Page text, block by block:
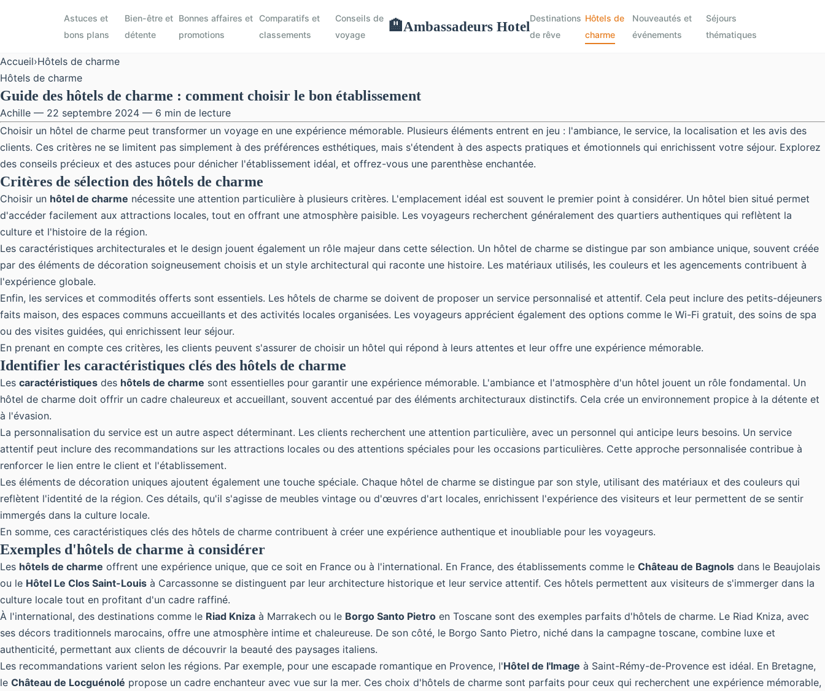
Astuces et
bons plans
Bien-être et
détente
Bonnes affaires et
promotions
Comparatifs et
classements
Conseils de
voyage
🏨Ambassadeurs HotelDestinations
de rêve
Hôtels de
charme
Nouveautés et
événements
Séjours
thématiques
Accueil›Hôtels de charme
Hôtels de charme
Guide des hôtels de charme : comment choisir le bon établissement
Achille — 22 septembre 2024 — 6 min de lecture
Choisir un hôtel de charme peut transformer un voyage en une expérience mémorable. Plusieurs éléments entrent en jeu : l'ambiance, le service, la localisation et les avis des
clients. Ces critères ne se limitent pas simplement à des préférences esthétiques, mais s'étendent à des aspects pratiques et émotionnels qui enrichissent votre séjour. Explorez
des conseils précieux et des astuces pour dénicher l'établissement idéal, et offrez-vous une parenthèse enchantée.
Critères de sélection des hôtels de charme
Choisir un hôtel de charme nécessite une attention particulière à plusieurs critères. L'emplacement idéal est souvent le premier point à considérer. Un hôtel bien situé permet
d'accéder facilement aux attractions locales, tout en offrant une atmosphère paisible. Les voyageurs recherchent généralement des quartiers authentiques qui reflètent la
culture et l'histoire de la région.
Les caractéristiques architecturales et le design jouent également un rôle majeur dans cette sélection. Un hôtel de charme se distingue par son ambiance unique, souvent créée
par des éléments de décoration soigneusement choisis et un style architectural qui raconte une histoire. Les matériaux utilisés, les couleurs et les agencements contribuent à
l'expérience globale.
Enfin, les services et commodités offerts sont essentiels. Les hôtels de charme se doivent de proposer un service personnalisé et attentif. Cela peut inclure des petits-déjeuners
faits maison, des espaces communs accueillants et des activités locales organisées. Les voyageurs apprécient également des options comme le Wi-Fi gratuit, des soins de spa
ou des visites guidées, qui enrichissent leur séjour.
En prenant en compte ces critères, les clients peuvent s'assurer de choisir un hôtel qui répond à leurs attentes et leur offre une expérience mémorable.
Identifier les caractéristiques clés des hôtels de charme
Les caractéristiques des hôtels de charme sont essentielles pour garantir une expérience mémorable. L'ambiance et l'atmosphère d'un hôtel jouent un rôle fondamental. Un
hôtel de charme doit offrir un cadre chaleureux et accueillant, souvent accentué par des éléments architecturaux distinctifs. Cela crée un environnement propice à la détente et
à l'évasion.
La personnalisation du service est un autre aspect déterminant. Les clients recherchent une attention particulière, avec un personnel qui anticipe leurs besoins. Un service
attentif peut inclure des recommandations sur les attractions locales ou des attentions spéciales pour les occasions particulières. Cette approche personnalisée contribue à
renforcer le lien entre le client et l'établissement.
Les éléments de décoration uniques ajoutent également une touche spéciale. Chaque hôtel de charme se distingue par son style, utilisant des matériaux et des couleurs qui
reflètent l'identité de la région. Ces détails, qu'il s'agisse de meubles vintage ou d'œuvres d'art locales, enrichissent l'expérience des visiteurs et leur permettent de se sentir
immergés dans la culture locale.
En somme, ces caractéristiques clés des hôtels de charme contribuent à créer une expérience authentique et inoubliable pour les voyageurs.
Exemples d'hôtels de charme à considérer
Les hôtels de charme offrent une expérience unique, que ce soit en France ou à l'international. En France, des établissements comme le Château de Bagnols dans le Beaujolais
ou le Hôtel Le Clos Saint-Louis à Carcassonne se distinguent par leur architecture historique et leur service attentif. Ces hôtels permettent aux visiteurs de s'immerger dans la
culture locale tout en profitant d'un cadre raffiné.
À l'international, des destinations comme le Riad Kniza à Marrakech ou le Borgo Santo Pietro en Toscane sont des exemples parfaits d'hôtels de charme. Le Riad Kniza, avec
ses décors traditionnels marocains, offre une atmosphère intime et chaleureuse. De son côté, le Borgo Santo Pietro, niché dans la campagne toscane, combine luxe et
authenticité, permettant aux clients de découvrir la beauté des paysages italiens.
Les recommandations varient selon les régions. Par exemple, pour une escapade romantique en Provence, l'Hôtel de l'Image à Saint-Rémy-de-Provence est idéal. En Bretagne,
le Château de Locguénolé propose un cadre enchanteur avec vue sur la mer. Ces choix d'hôtels de charme sont parfaits pour ceux qui recherchent une expérience mémorable,